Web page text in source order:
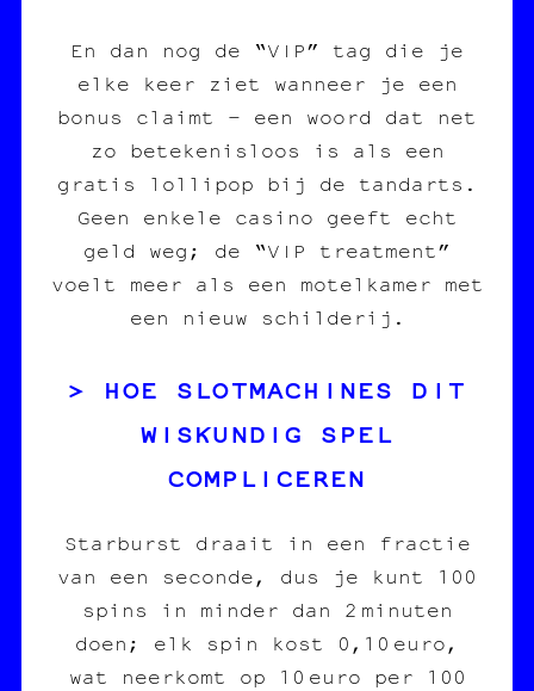
En dan nog de “VIP” tag die je
elke keer ziet wanneer je een
bonus claimt – een woord dat net
zo betekenisloos is als een
gratis lollipop bij de tandarts.
Geen enkele casino geeft echt
geld weg; de “VIP treatment”
voelt meer als een motelkamer met
een nieuw schilderij.
HOE SLOTMACHINES DIT
WISKUNDIG SPEL
COMPLICEREN
Starburst draait in een fractie
van een seconde, dus je kunt 100
spins in minder dan 2 minuten
doen; elk spin kost 0,10 euro,
wat neerkomt op 10 euro per 100